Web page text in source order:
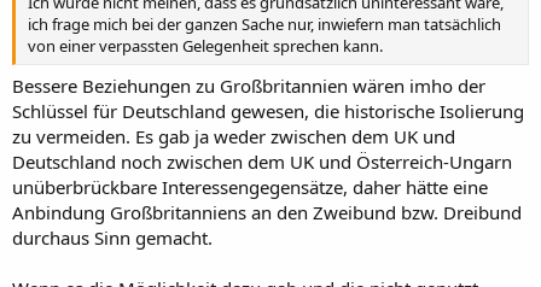
ich frage mich bei der ganzen Sache nur, inwiefern man tatsächlich
von einer verpassten Gelegenheit sprechen kann.
Bessere Beziehungen zu Großbritannien wären imho der
Schlüssel für Deutschland gewesen, die historische Isolierung
zu vermeiden. Es gab ja weder zwischen dem UK und
Deutschland noch zwischen dem UK und Österreich-Ungarn
unüberbrückbare Interessengegensätze, daher hätte eine
Anbindung Großbritanniens an den Zweibund bzw. Dreibund
durchaus Sinn gemacht.